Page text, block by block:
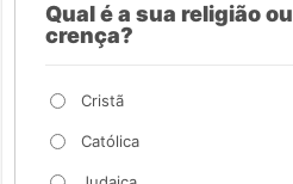
Qual é a sua religião ou
crença?
Cristã
Católica